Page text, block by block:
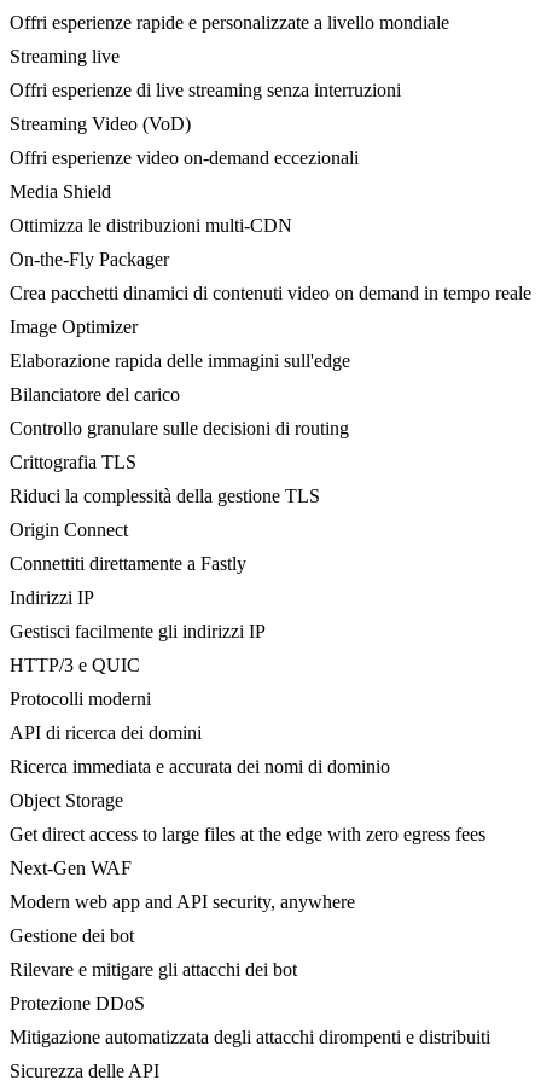
Offri esperienze rapide e personalizzate a livello mondiale
Streaming live
Offri esperienze di live streaming senza interruzioni
Streaming Video (VoD)
Offri esperienze video on-demand eccezionali
Media Shield
Ottimizza le distribuzioni multi-CDN
On-the-Fly Packager
Crea pacchetti dinamici di contenuti video on demand in tempo reale
Image Optimizer
Elaborazione rapida delle immagini sull'edge
Bilanciatore del carico
Controllo granulare sulle decisioni di routing
Crittografia TLS
Riduci la complessità della gestione TLS
Origin Connect
Connettiti direttamente a Fastly
Indirizzi IP
Gestisci facilmente gli indirizzi IP
HTTP/3 e QUIC
Protocolli moderni
API di ricerca dei domini
Ricerca immediata e accurata dei nomi di dominio
Object Storage
Get direct access to large files at the edge with zero egress fees
Next-Gen WAF
Modern web app and API security, anywhere
Gestione dei bot
Rilevare e mitigare gli attacchi dei bot
Protezione DDoS
Mitigazione automatizzata degli attacchi dirompenti e distribuiti
Sicurezza delle API